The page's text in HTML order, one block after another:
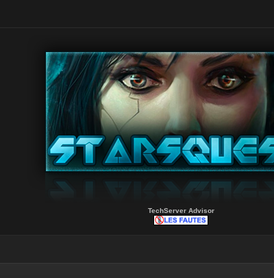
TechServer Advisor